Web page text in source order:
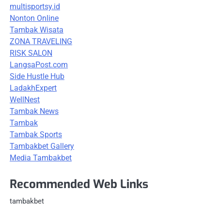
multisportsy.id
Nonton Online
Tambak Wisata
ZONA TRAVELING
RISK SALON
LangsaPost.com
Side Hustle Hub
LadakhExpert
WellNest
Tambak News
Tambak
Tambak Sports
Tambakbet Gallery
Media Tambakbet
Recommended Web Links
tambakbet